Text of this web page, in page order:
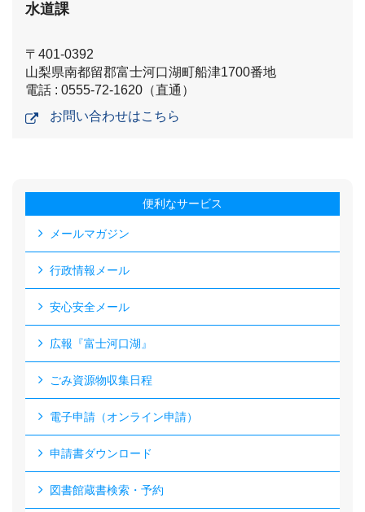
水道課
〒401-0392
山梨県南都留郡富士河口湖町船津1700番地
電話 : 0555-72-1620（直通）
お問い合わせはこちら
便利なサービス
メールマガジン
行政情報メール
安心安全メール
広報『富士河口湖』
ごみ資源物収集日程
電子申請（オンライン申請）
申請書ダウンロード
図書館蔵書検索・予約